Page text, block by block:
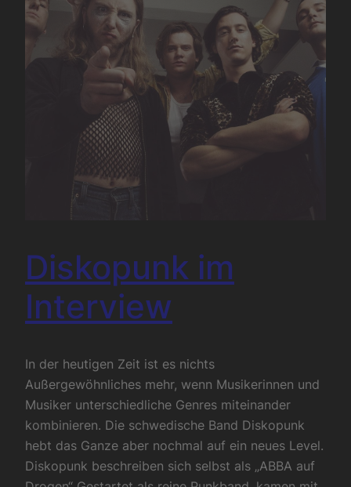
Diskopunk im
Interview
In der heutigen Zeit ist es nichts
Außergewöhnliches mehr, wenn Musikerinnen und
Musiker unterschiedliche Genres miteinander
kombinieren. Die schwedische Band Diskopunk
hebt das Ganze aber nochmal auf ein neues Level.
Diskopunk beschreiben sich selbst als „ABBA auf